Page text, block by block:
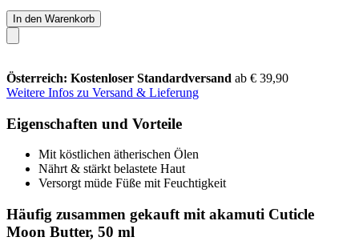
In den Warenkorb
Österreich: Kostenloser Standardversand ab € 39,90
Weitere Infos zu Versand & Lieferung
Eigenschaften und Vorteile
Mit köstlichen ätherischen Ölen
Nährt & stärkt belastete Haut
Versorgt müde Füße mit Feuchtigkeit
Häufig zusammen gekauft mit akamuti Cuticle
Moon Butter, 50 ml